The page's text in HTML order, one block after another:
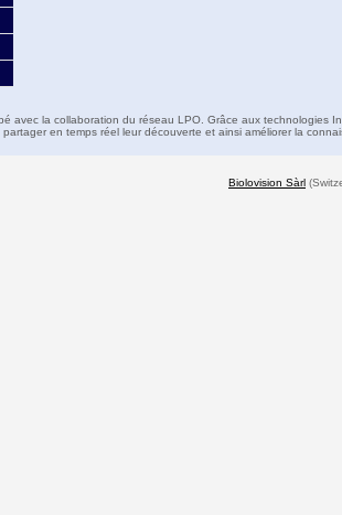
avec la collaboration du réseau LPO. Grâce aux technologies
partager en temps réel leur découverte et ainsi améliorer la
Biolovision Sàrl